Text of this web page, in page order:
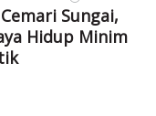
Sungai,
Hidup Minim